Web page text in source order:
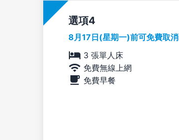
選項
8月17日(星期一)前可免費取消
3 張單人床
免費無線上網
免費早餐